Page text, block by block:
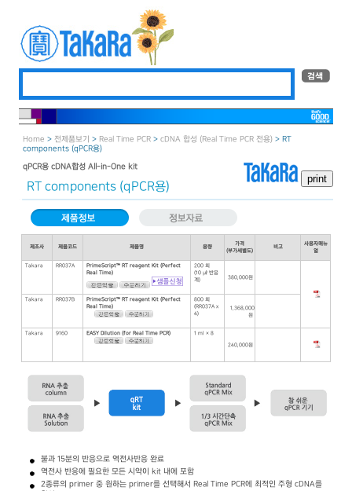
Home > 전제품보기 > Real Time PCR > cDNA 합성 (Real Time PCR 전용) > RT
components (qPCR용)
qPCR용 cDNA합성 All-in-One kit
RT components (qPCR용)
제조사 제품코드 제품명 용량
가격
(부가세별도)
비고
사용자매뉴
얼
Takara RR037A
PrimeScript™ RT reagent Kit (Perfect
Real Time)
200 회
(10 ㎕ 반응
계)
380,000원
Takara RR037B
PrimeScript™ RT reagent Kit (Perfect
Real Time)
800 회
(RR037A x
4)
1,368,000
원
Takara 9160 EASY Dilution (for Real Time PCR) 1 ml × 8
240,000원
불과 15분의 반응으로 역전사반응 완료
역전사 반응에 필요한 모든 시약이 kit 내에 포함
2종류의 primer 중 원하는 primer를 선택해서 Real Time PCR에 최적인 주형 cDNA를